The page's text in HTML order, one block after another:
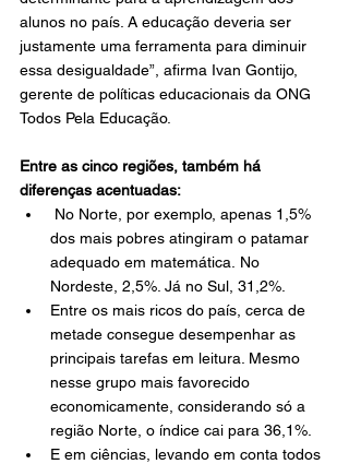
alunos no país. A educação deveria ser
justamente uma ferramenta para diminuir
essa desigualdade”, afirma Ivan Gontijo,
gerente de políticas educacionais da ONG
Todos Pela Educação.
Entre as cinco regiões, também há
diferenças acentuadas:
No Norte, por exemplo, apenas 1,5%
dos mais pobres atingiram o patamar
adequado em matemática. No
Nordeste, 2,5%. Já no Sul, 31,2%.
Entre os mais ricos do país, cerca de
metade consegue desempenhar as
principais tarefas em leitura. Mesmo
nesse grupo mais favorecido
economicamente, considerando só a
região Norte, o índice cai para 36,1%.
E em ciências, levando em conta todos